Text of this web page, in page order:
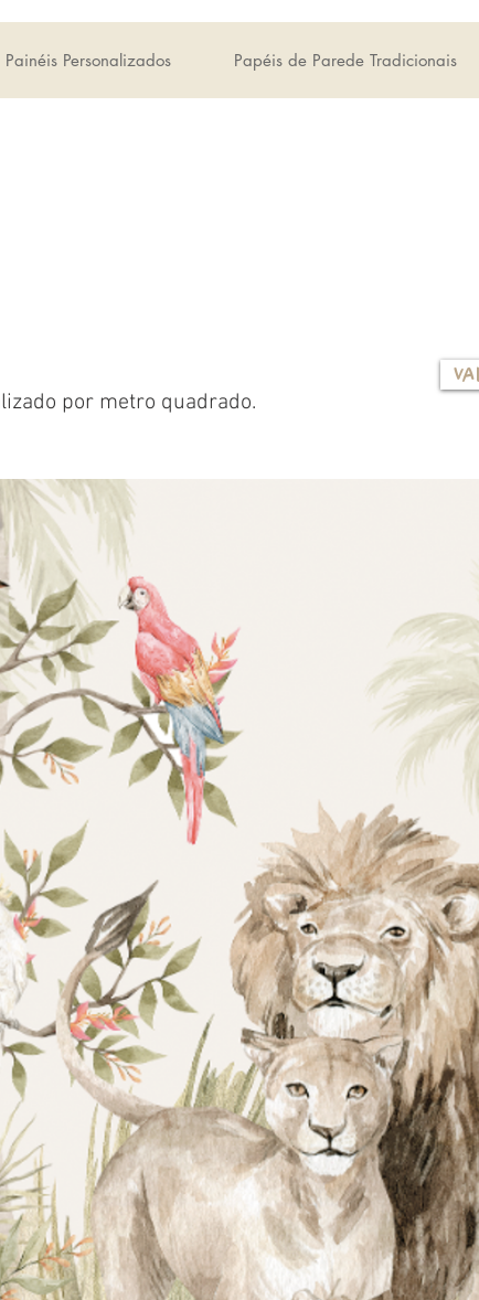
Painéis Personalizados Papéis de Parede Tradicionais
por metro quadrado.